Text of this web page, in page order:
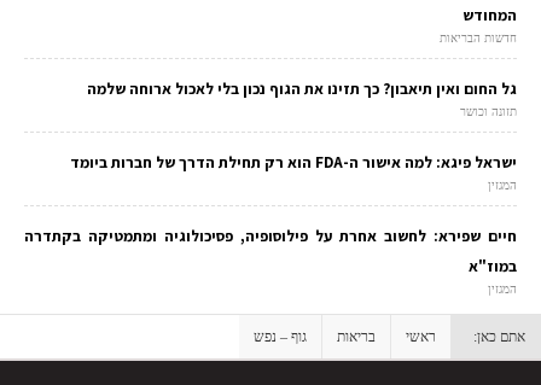
המחודש
חדשות הבריאות
גל החום ואין תיאבון? כך תזינו את הגוף נכון בלי לאכול ארוחה שלמה
תזונה וכושר
ישראל פיגא: למה אישור ה-FDA הוא רק תחילת הדרך של חברות ביומד
המגזין
חיים שפירא: לחשוב אחרת על פילוסופיה, פסיכולוגיה ומתמטיקה בקתדרה
במוז"א
המגזין
אתם כאן: ראשי בריאות גוף – נפש